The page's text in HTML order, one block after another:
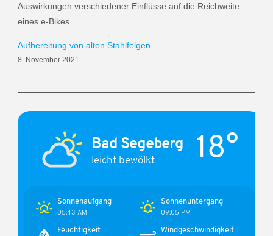
Auswirkungen verschiedener Einflüsse auf die Reichweite
eines e-Bikes …
Aufbereitung von alten Stahlfelgen
8. November 2021
Bad Segeberg
leicht bewölkt 18°
Sonnenaufgang
05:43 AM
Sonnenuntergang
09:05 PM
Feuchtigkeit Windgeschwindigkeit